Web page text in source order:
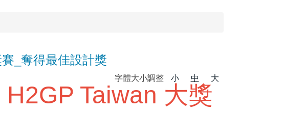
_奪得最佳設計獎
字體大小調整 小 中 大
Taiwan 大獎